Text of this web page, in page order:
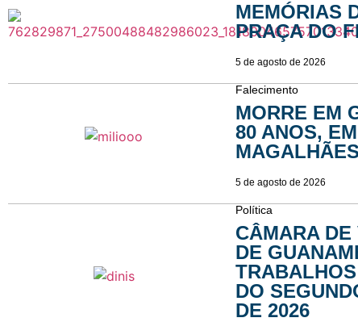
MEMÓRIAS
PRAÇA DO
5 de agosto de 2026
Falecimento
MORRE EM
80 ANOS,
MAGALHÃES
5 de agosto de 2026
Política
CÂMARA
DE
DO
DE 2026